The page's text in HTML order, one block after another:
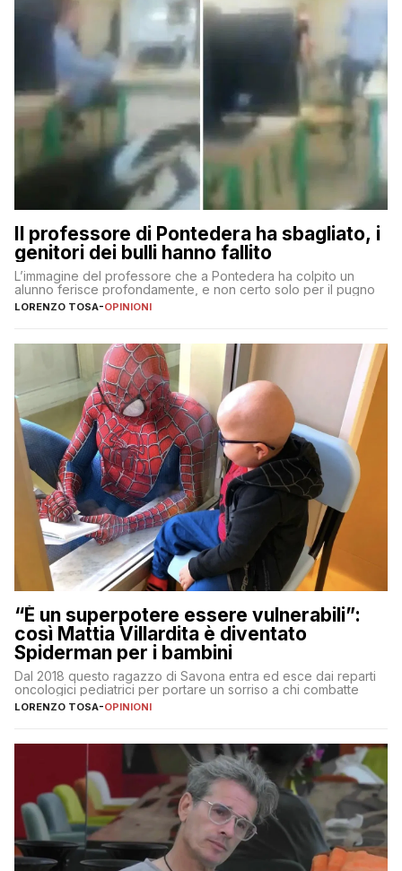
Il professore di Pontedera ha sbagliato, i
genitori dei bulli hanno fallito
L’immagine del professore che a Pontedera ha colpito un
alunno ferisce profondamente, e non certo solo per il pugno
LORENZO TOSA-OPINIONI
“È un superpotere essere vulnerabili”:
così Mattia Villardita è diventato
Spiderman per i bambini
Dal 2018 questo ragazzo di Savona entra ed esce dai reparti
oncologici pediatrici per portare un sorriso a chi combatte
LORENZO TOSA-OPINIONI